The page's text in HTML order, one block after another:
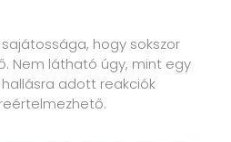
hogy sokszor
Nem látható úgy, mint egy
adott reakciók